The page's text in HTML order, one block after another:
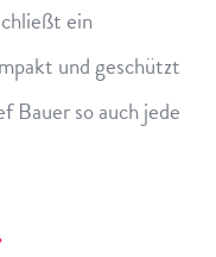
ein
und geschützt
Bauer so auch jede